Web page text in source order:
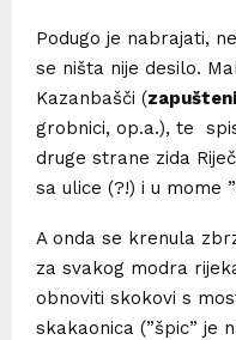
Podugo je nabrajati,
se ništa nije desilo.
Kazanbašči (zapušteni
grobnici, op.a.), te
druge strane zida
sa ulice (?!) i u mome
A onda se krenula
za svakog modra
obnoviti skokovi s
skakaonica (”špic” je